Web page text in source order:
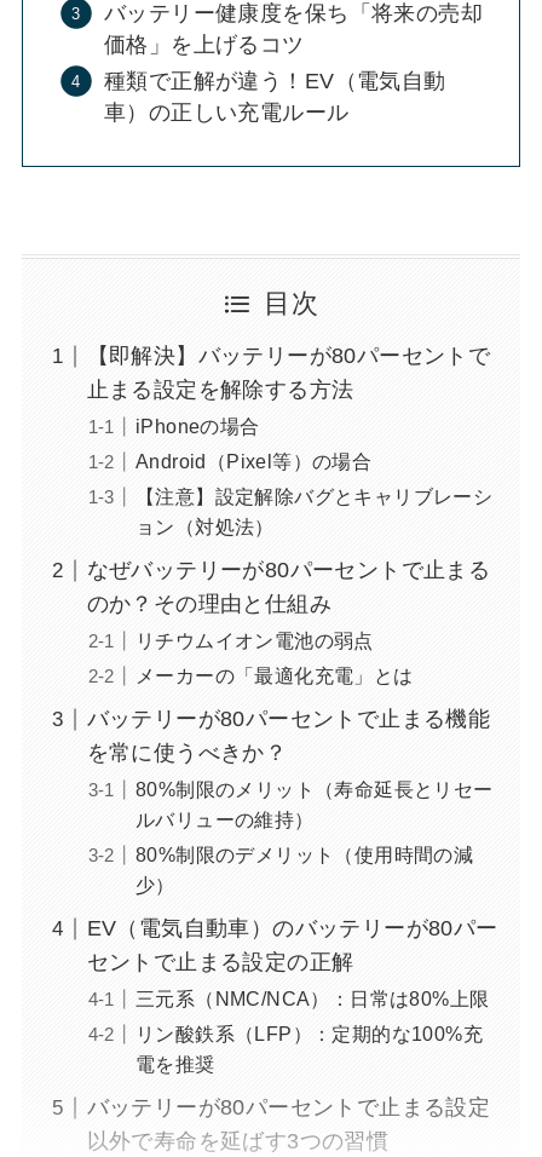
バッテリー健康度を保ち「将来の売却
価格」を上げるコツ
種類で正解が違う！EV（電気自動
車）の正しい充電ルール
目次
【即解決】バッテリーが80パーセントで
止まる設定を解除する方法
iPhoneの場合
Android（Pixel等）の場合
【注意】設定解除バグとキャリブレーシ
ョン（対処法）
なぜバッテリーが80パーセントで止まる
のか？その理由と仕組み
リチウムイオン電池の弱点
メーカーの「最適化充電」とは
バッテリーが80パーセントで止まる機能
を常に使うべきか？
80%制限のメリット（寿命延長とリセー
ルバリューの維持）
80%制限のデメリット（使用時間の減
少）
EV（電気自動車）のバッテリーが80パー
セントで止まる設定の正解
三元系（NMC/NCA）：日常は80%上限
リン酸鉄系（LFP）：定期的な100%充
電を推奨
バッテリーが80パーセントで止まる設定
以外で寿命を延ばす3つの習慣